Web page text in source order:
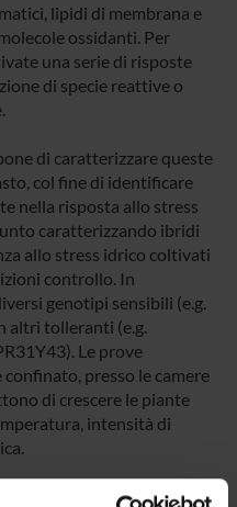
lipidi di membrana e
ossidanti. Per
una serie di risposte
di specie reattive o
di caratterizzare queste
col fine di identificare
nella risposta allo stress
caratterizzando ibridi
allo stress idrico coltivati
controllo. In
genotipi sensibili (e.g.
altri tolleranti (e.g.
Le prove
presso le camere
di crescere le piante
intensità di
all’apparato